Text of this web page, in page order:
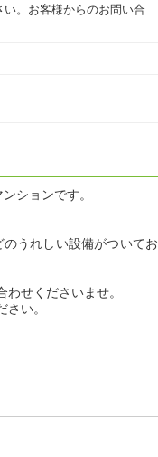
。お客様からのお問い合
ションです。
うれしい設備がついてお
せくださいませ。
い。